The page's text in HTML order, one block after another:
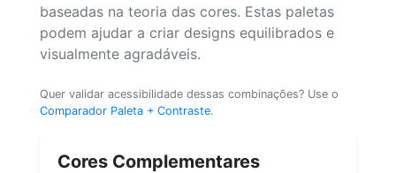
baseadas na teoria das cores. Estas paletas
podem ajudar a criar designs equilibrados e
visualmente agradáveis.
Quer validar acessibilidade dessas combinações? Use o
Comparador Paleta + Contraste.
Cores Complementares